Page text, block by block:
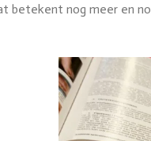
betekent nog meer en